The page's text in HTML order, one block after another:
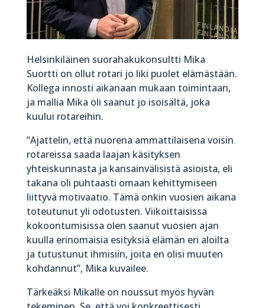
Helsinkiläinen suorahakukonsultti Mika
Suortti on ollut rotari jo liki puolet elämästään.
Kollega innosti aikanaan mukaan toimintaan,
ja mallia Mika oli saanut jo isoisältä, joka
kuului rotareihin.
”Ajattelin, että nuorena ammattilaisena voisin
rotareissa saada laajan käsityksen
yhteiskunnasta ja kansainvälisistä asioista, eli
takana oli puhtaasti omaan kehittymiseen
liittyvä motivaatio. Tämä onkin vuosien aikana
toteutunut yli odotusten. Viikoittaisissa
kokoontumisissa olen saanut vuosien ajan
kuulla erinomaisia esityksiä elämän eri aloilta
ja tutustunut ihmisiin, joita en olisi muuten
kohdannut”, Mika kuvailee.
Tärkeäksi Mikalle on noussut myös hyvän